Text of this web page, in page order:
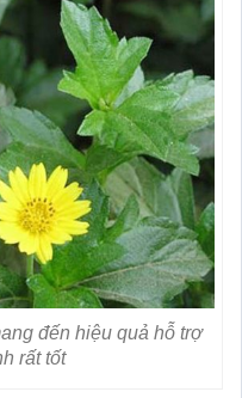
đến hiệu quả hỗ trợ
rất tốt